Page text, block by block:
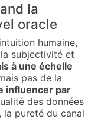
la
oracle
humaine,
subjectivité et
à une échelle
pas de la
influencer par
des données
la pureté du canal